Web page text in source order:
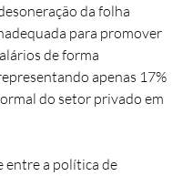
da folha
para promover
de forma
apenas 17%
do setor privado em
entre a política de